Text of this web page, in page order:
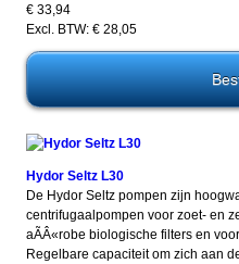
€ 33,94
Excl. BTW: € 28,05
Hydor Seltz L30
De Hydor Seltz pompen zijn
centrifugaalpompen voor zoet- en
aÃÂ«robe biologische filters en
Regelbare capaciteit om zich aan